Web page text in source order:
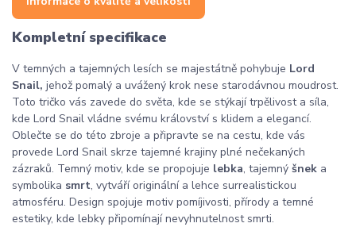
Kompletní specifikace
V temných a tajemných lesích se majestátně pohybuje Lord
Snail, jehož pomalý a uvážený krok nese starodávnou moudrost.
Toto tričko vás zavede do světa, kde se stýkají trpělivost a síla,
kde Lord Snail vládne svému království s klidem a elegancí.
Oblečte se do této zbroje a připravte se na cestu, kde vás
provede Lord Snail skrze tajemné krajiny plné nečekaných
zázraků. Temný motiv, kde se propojuje lebka, tajemný šnek a
symbolika smrt, vytváří originální a lehce surrealistickou
atmosféru. Design spojuje motiv pomíjivosti, přírody a temné
estetiky, kde lebky připomínají nevyhnutelnost smrti.